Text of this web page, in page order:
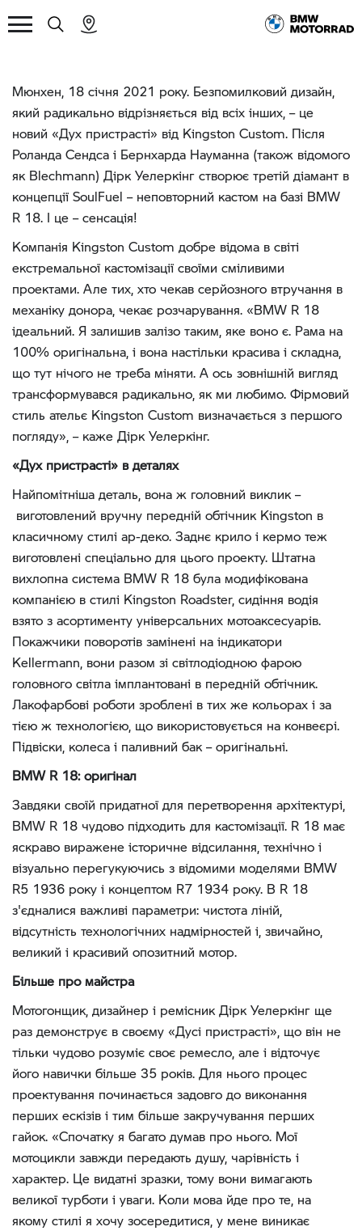
Мюнхен, 18 січня 2021 року. Безпомилковий дизайн,
який радикально відрізняється від всіх інших, – це
новий «Дух пристрасті» від Kingston Custom. Після
Роланда Сендса і Бернхарда Науманна (також відомого
як Blechmann) Дірк Уелеркінг створює третій діамант в
концепції SoulFuel – неповторний кастом на базі BMW
R 18. І це – сенсація!
Компанія Kingston Custom добре відома в світі
екстремальної кастомізації своїми сміливими
проектами. Але тих, хто чекав серйозного втручання в
механіку донора, чекає розчарування. «BMW R 18
ідеальний. Я залишив залізо таким, яке воно є. Рама на
100% оригінальна, і вона настільки красива і складна,
що тут нічого не треба міняти. А ось зовнішній вигляд
трансформувався радикально, як ми любимо. Фірмовий
стиль ательє Kingston Custom визначається з першого
погляду», – каже Дірк Уелеркінг.
«Дух пристрасті» в деталях
Найпомітніша деталь, вона ж головний виклик –
виготовлений вручну передній обтічник Kingston в
класичному стилі ар-деко. Заднє крило і кермо теж
виготовлені спеціально для цього проекту. Штатна
вихлопна система BMW R 18 була модифікована
компанією в стилі Kingston Roadster, сидіння водія
взято з асортименту універсальних мотоаксесуарів.
Покажчики поворотів замінені на індикатори
Kellermann, вони разом зі світлодіодною фарою
головного світла імплантовані в передній обтічник.
Лакофарбові роботи зроблені в тих же кольорах і за
тією ж технологією, що використовується на конвеєрі.
Підвіски, колеса і паливний бак – оригінальні.
BMW R 18: оригінал
Завдяки своїй придатної для перетворення архітектурі,
BMW R 18 чудово підходить для кастомізації. R 18 має
яскраво виражене історичне відсилання, технічно і
візуально перегукуючись з відомими моделями BMW
R5 1936 року і концептом R7 1934 року. В R 18
з'єдналися важливі параметри: чистота ліній,
відсутність технологічних надмірностей і, звичайно,
великий і красивий опозитний мотор.
Більше про майстра
Мотогонщик, дизайнер і ремісник Дірк Уелеркінг ще
раз демонструє в своєму «Дусі пристрасті», що він не
тільки чудово розуміє своє ремесло, але і відточує
його навички більше 35 років. Для нього процес
проектування починається задовго до виконання
перших ескізів і тим більше закручування перших
гайок. «Спочатку я багато думав про нього. Мої
мотоцикли завжди передають душу, чарівність і
характер. Це видатні зразки, тому вони вимагають
великої турботи і уваги. Коли мова йде про те, на
якому стилі я хочу зосередитися, у мене виникає